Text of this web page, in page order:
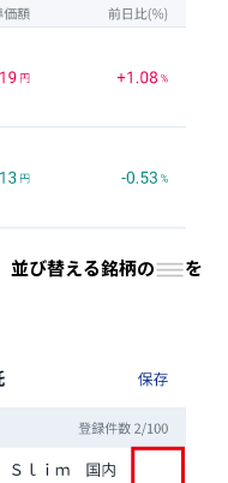
並び替える銘柄の
を